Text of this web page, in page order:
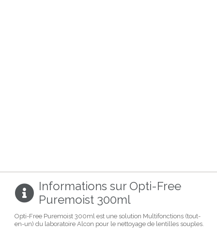
Informations sur Opti-Free
Puremoist 300ml
Opti-Free Puremoist 300ml est une solution Multifonctions (tout-
en-un) du laboratoire Alcon pour le nettoyage de lentilles souples.